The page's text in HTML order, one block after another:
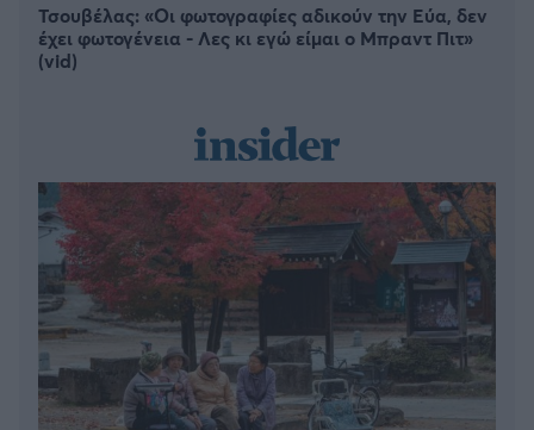
Τσουβέλας: «Οι φωτογραφίες αδικούν την Εύα, δεν
έχει φωτογένεια - Λες κι εγώ είμαι ο Μπραντ Πιτ»
(vid)